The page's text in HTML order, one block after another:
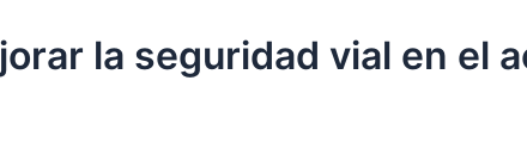
la seguridad vial en el